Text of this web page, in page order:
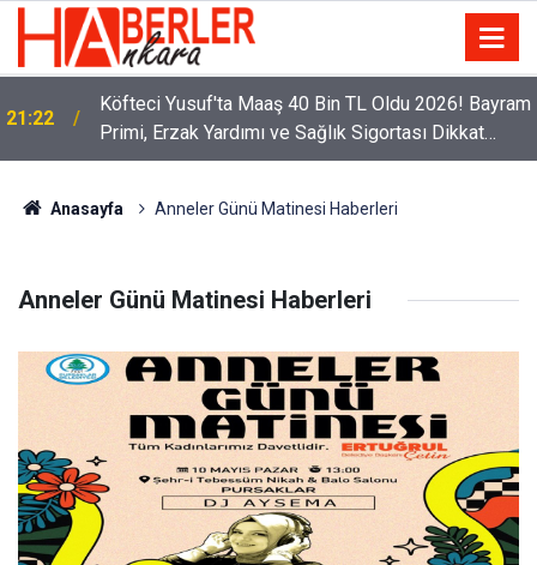
21:22
Köfteci Yusuf'ta Maaş 40 Bin TL Oldu 2026! Bayram
Primi, Erzak Yardımı ve Sağlık Sigortası Dikkat
Çekti
Anasayfa Anneler Günü Matinesi Haberleri
Anneler Günü Matinesi Haberleri